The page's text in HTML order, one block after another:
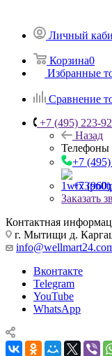
Личный
Корзина0
Избранные
Сравнение
+7 (495) 223-
Назад
Телефоны
+7
+7
Заказать
Контактная
г. Мытищи д.
Вконтакте
Telegram
YouTube
WhatsApp